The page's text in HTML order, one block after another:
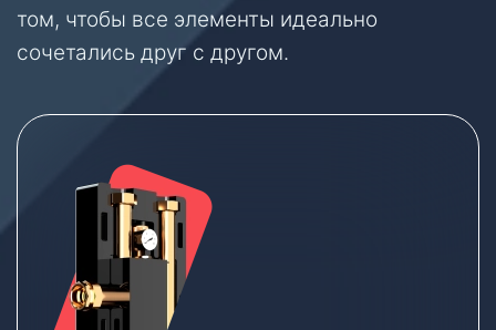
том, чтобы все элементы идеально
сочетались друг с другом.